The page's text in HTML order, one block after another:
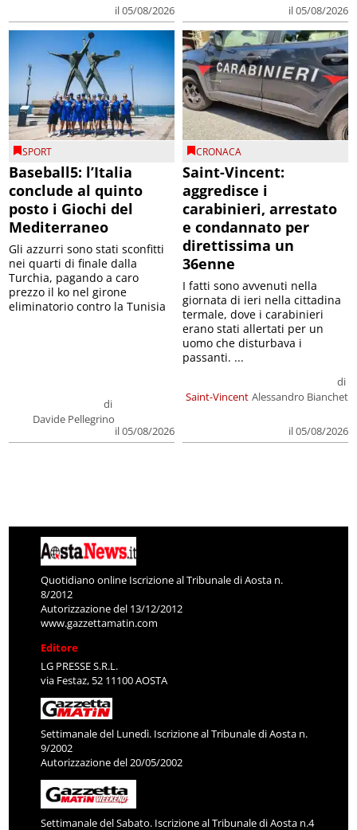
il 05/08/2026 il 05/08/2026
SPORT
Baseball5: l’Italia
conclude al quinto
posto i Giochi del
Mediterraneo
di
Davide Pellegrino
il 05/08/2026
Gli azzurri sono stati sconfitti
nei quarti di finale dalla
Turchia, pagando a caro
prezzo il ko nel girone
eliminatorio contro la Tunisia
CRONACA
Saint-Vincent:
aggredisce i
carabinieri, arrestato
e condannato per
direttissima un
36enne
Saint-Vincent
di
Alessandro Bianchet
il 05/08/2026
I fatti sono avvenuti nella
giornata di ieri nella cittadina
termale, dove i carabinieri
erano stati allertati per un
uomo che disturbava i
passanti. ...
Quotidiano online Iscrizione al Tribunale di Aosta n.
8/2012
Autorizzazione del 13/12/2012
www.gazzettamatin.com
Editore
LG PRESSE S.R.L.
via Festaz, 52 11100 AOSTA
Settimanale del Lunedì. Iscrizione al Tribunale di Aosta n.
9/2002
Autorizzazione del 20/05/2002
Settimanale del Sabato. Iscrizione al Tribunale di Aosta n.4